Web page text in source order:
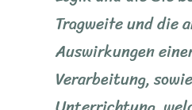
Tragweite und die
Auswirkungen
Verarbeitung,